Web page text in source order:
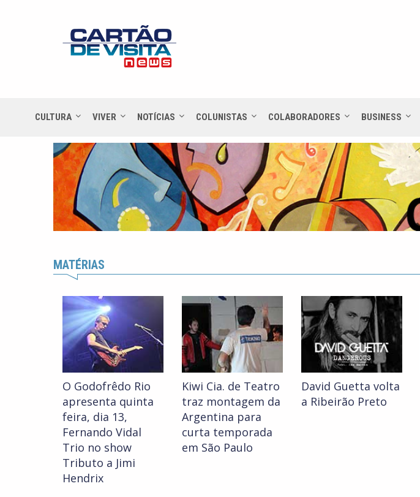
CULTURA VIVER NOTÍCIAS COLUNISTAS COLABORADORES BUSINESS
MATÉRIAS
O Godofrêdo Rio
apresenta quinta
feira, dia 13,
Fernando Vidal
Trio no show
Tributo a Jimi
Hendrix
Kiwi Cia. de Teatro
traz montagem da
Argentina para
curta temporada
em São Paulo
David Guetta volta
a Ribeirão Preto